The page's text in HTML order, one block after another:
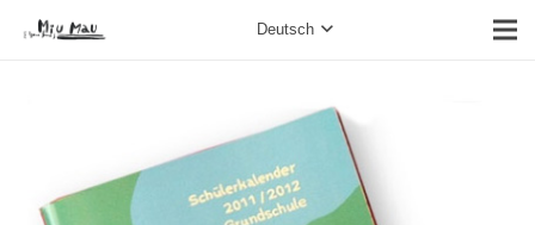
Deutsch